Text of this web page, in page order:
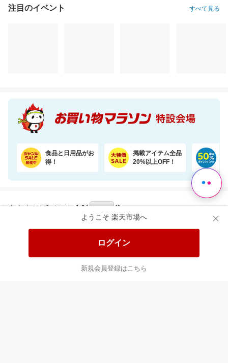
ようこそ 楽天市場へ
ログイン
新規会員登録はこちら
注目のイベント すべて見る
食品と日用品がお
得！
掲載アイテム全品
20%以上OFF！
あなたはポイント 合計 倍